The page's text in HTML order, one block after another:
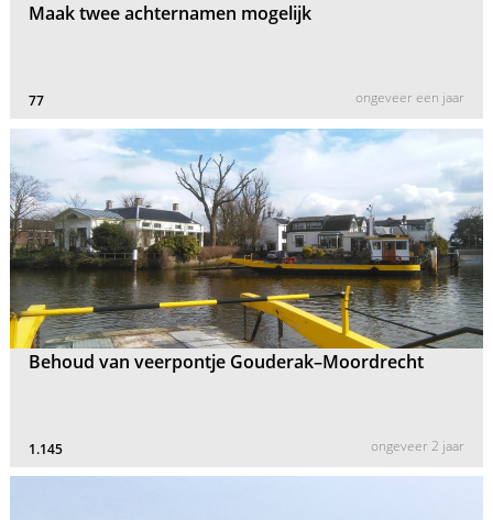
Maak twee achternamen mogelijk
77 ongeveer een jaar
Behoud van veerpontje Gouderak–Moordrecht
1.145 ongeveer 2 jaar